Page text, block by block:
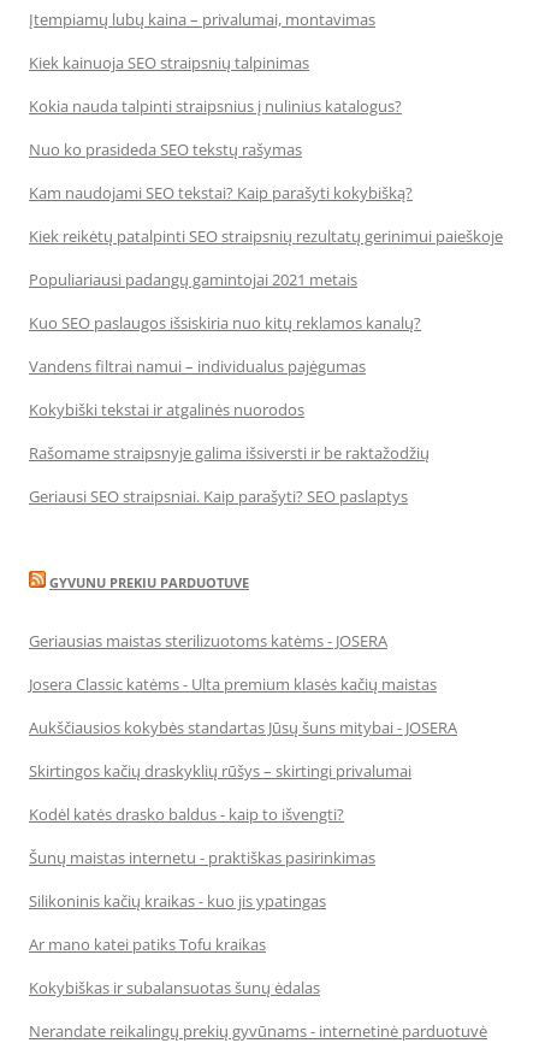
Įtempiamų lubų kaina – privalumai, montavimas
Kiek kainuoja SEO straipsnių talpinimas
Kokia nauda talpinti straipsnius į nulinius katalogus?
Nuo ko prasideda SEO tekstų rašymas
Kam naudojami SEO tekstai? Kaip parašyti kokybišką?
Kiek reikėtų patalpinti SEO straipsnių rezultatų gerinimui paieškoje
Populiariausi padangų gamintojai 2021 metais
Kuo SEO paslaugos išsiskiria nuo kitų reklamos kanalų?
Vandens filtrai namui – individualus pajėgumas
Kokybiški tekstai ir atgalinės nuorodos
Rašomame straipsnyje galima išsiversti ir be raktažodžių
Geriausi SEO straipsniai. Kaip parašyti? SEO paslaptys
GYVUNU PREKIU PARDUOTUVE
Geriausias maistas sterilizuotoms katėms - JOSERA
Josera Classic katėms - Ulta premium klasės kačių maistas
Aukščiausios kokybės standartas Jūsų šuns mitybai - JOSERA
Skirtingos kačių draskyklių rūšys – skirtingi privalumai
Kodėl katės drasko baldus - kaip to išvengti?
Šunų maistas internetu - praktiškas pasirinkimas
Silikoninis kačių kraikas - kuo jis ypatingas
Ar mano katei patiks Tofu kraikas
Kokybiškas ir subalansuotas šunų ėdalas
Nerandate reikalingų prekių gyvūnams - internetinė parduotuvė